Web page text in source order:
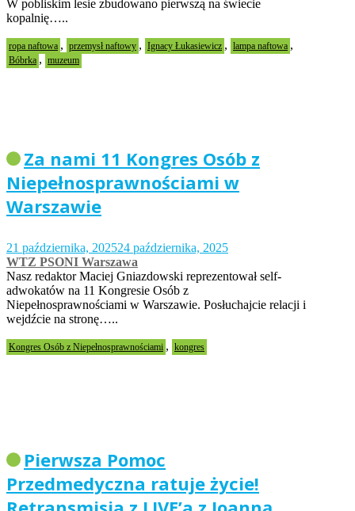
W pobliskim lesie zbudowano pierwszą na świecie
kopalnię…..
ropa naftowa , przemysł naftowy , Ignacy Łukasiewicz , lampa naftowa ,
Bóbrka , muzeum
Za nami 11 Kongres Osób z
Niepełnosprawnościami w
Warszawie
21 października, 202524 października, 2025
WTZ PSONI Warszawa
Nasz redaktor Maciej Gniazdowski reprezentował self-
adwokatów na 11 Kongresie Osób z
Niepełnosprawnościami w Warszawie. Posłuchajcie relacji i
wejdźcie na stronę…..
Kongres Osób z Niepełnosprawnościami , kongres
Pierwsza Pomoc
Przedmedyczna ratuje życie!